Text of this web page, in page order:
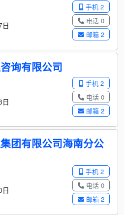
手机 2
电话 0
邮箱 2
询有限公司
手机 2
电话 0
邮箱 2
团有限公司海南分公
手机 2
电话 0
邮箱 2